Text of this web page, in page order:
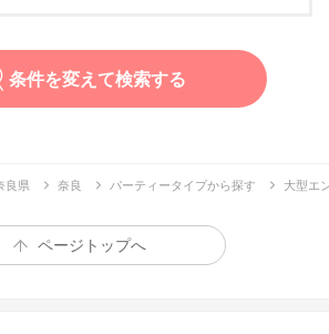
条件を変えて検索する
良県 奈良 パーティータイプから探す 大型エ
ページトップへ